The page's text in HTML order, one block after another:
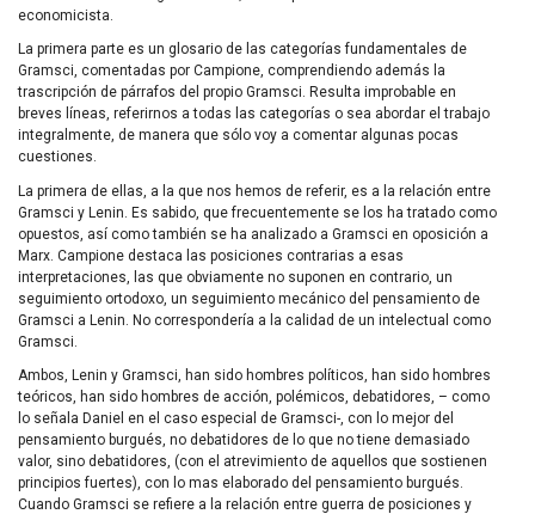
economicista.
La primera parte es un glosario de las categorías fundamentales de
Gramsci, comentadas por Campione, comprendiendo además la
trascripción de párrafos del propio Gramsci. Resulta improbable en
breves líneas, referirnos a todas las categorías o sea abordar el trabajo
integralmente, de manera que sólo voy a comentar algunas pocas
cuestiones.
La primera de ellas, a la que nos hemos de referir, es a la relación entre
Gramsci y Lenin. Es sabido, que frecuentemente se los ha tratado como
opuestos, así como también se ha analizado a Gramsci en oposición a
Marx. Campione destaca las posiciones contrarias a esas
interpretaciones, las que obviamente no suponen en contrario, un
seguimiento ortodoxo, un seguimiento mecánico del pensamiento de
Gramsci a Lenin. No correspondería a la calidad de un intelectual como
Gramsci.
Ambos, Lenin y Gramsci, han sido hombres políticos, han sido hombres
teóricos, han sido hombres de acción, polémicos, debatidores, – como
lo señala Daniel en el caso especial de Gramsci-, con lo mejor del
pensamiento burgués, no debatidores de lo que no tiene demasiado
valor, sino debatidores, (con el atrevimiento de aquellos que sostienen
principios fuertes), con lo mas elaborado del pensamiento burgués.
Cuando Gramsci se refiere a la relación entre guerra de posiciones y